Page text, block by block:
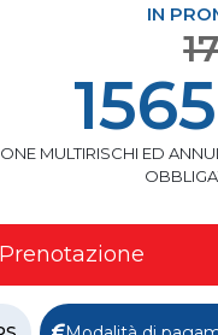
IN
MULTIRISCHI ED